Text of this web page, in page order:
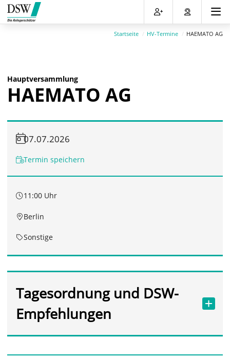
Direkt
zum
Inhalt
Direkt
zum
Hauptmenu
Direkt
zur
Suche
Direkt
zum
Footer
Startseite HV-Termine HAEMATO AG
Hauptversammlung
HAEMATO AG
07.07.2026
Termin speichern
11:00 Uhr
Berlin
Sonstige
Tagesordnung und DSW-
Empfehlungen